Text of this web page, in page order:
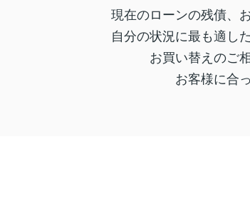
現在のローンの残債、
自分の状況に最も適し
お買い替えのご
お客様に合